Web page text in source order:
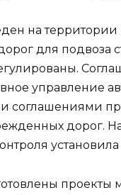
на
для подвоза
управление
соглашениями
дорог. На